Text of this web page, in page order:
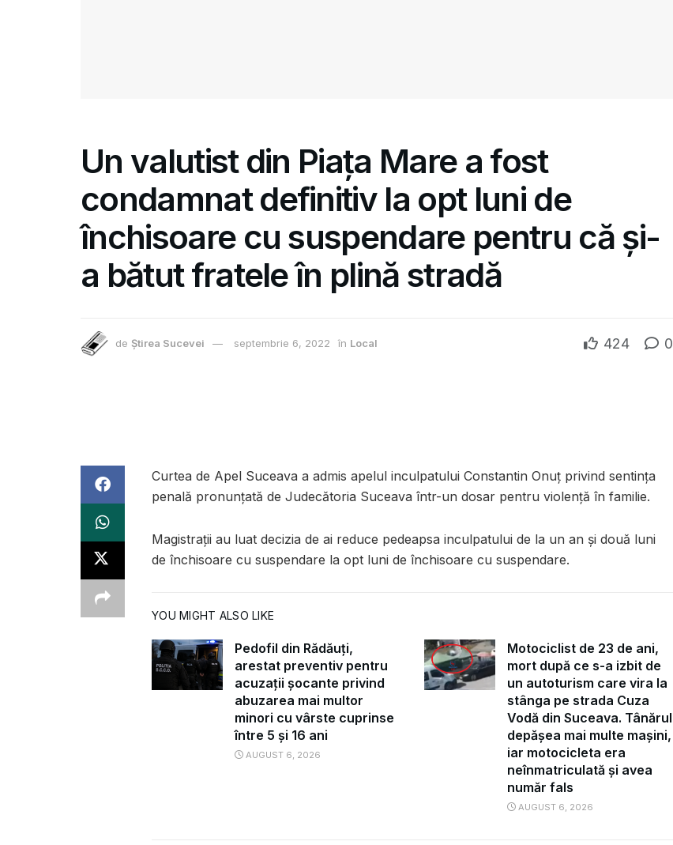
Un valutist din Piața Mare a fost
condamnat definitiv la opt luni de
închisoare cu suspendare pentru că și-
a bătut fratele în plină stradă
de Știrea Sucevei septembrie 6, 2022 în Local 424 0
Curtea de Apel Suceava a admis apelul inculpatului Constantin Onuț privind sentința
penală pronunțată de Judecătoria Suceava într-un dosar pentru violență în familie.
Magistrații au luat decizia de ai reduce pedeapsa inculpatului de la un an și două luni
de închisoare cu suspendare la opt luni de închisoare cu suspendare.
YOU MIGHT ALSO LIKE
Pedofil din Rădăuți,
arestat preventiv pentru
acuzații șocante privind
abuzarea mai multor
minori cu vârste cuprinse
între 5 și 16 ani
AUGUST 6, 2026
Motociclist de 23 de ani,
mort după ce s-a izbit de
un autoturism care vira la
stânga pe strada Cuza
Vodă din Suceava. Tânărul
depășea mai multe mașini,
iar motocicleta era
neînmatriculată și avea
număr fals
AUGUST 6, 2026